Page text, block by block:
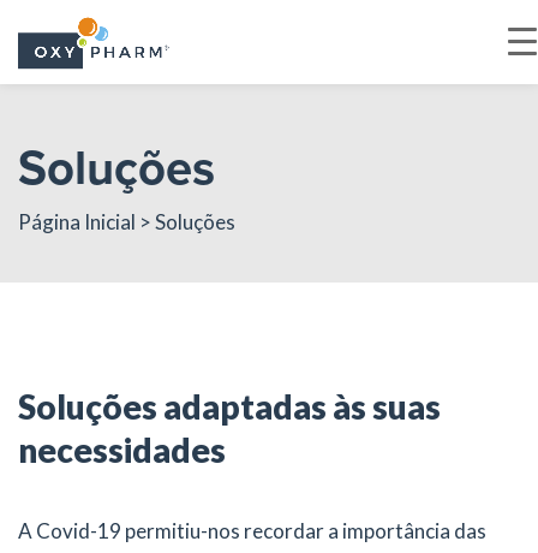
the
content
Soluções
Página Inicial > Soluções
Soluções adaptadas às suas
necessidades
A Covid-19 permitiu-nos recordar a importância das